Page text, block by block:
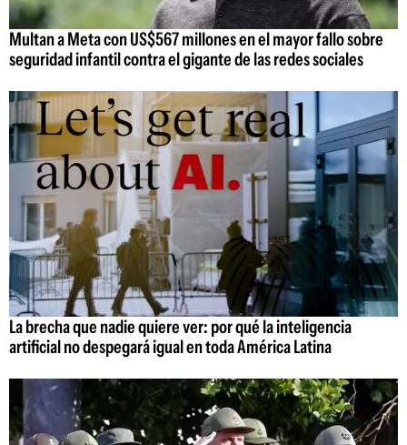
Multan a Meta con US$567 millones en el mayor fallo sobre
seguridad infantil contra el gigante de las redes sociales
La brecha que nadie quiere ver: por qué la inteligencia
artificial no despegará igual en toda América Latina